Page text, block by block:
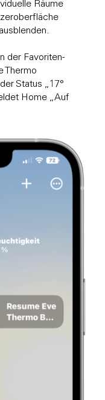
Räume
der Favoriten-
Thermo
Status „17°
Home „Auf